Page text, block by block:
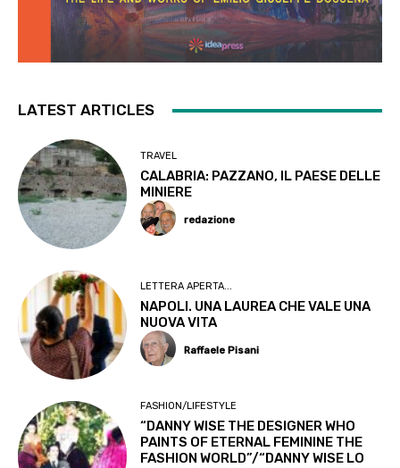
LATEST ARTICLES
TRAVEL
CALABRIA: PAZZANO, IL PAESE DELLE
MINIERE
redazione
LETTERA APERTA...
NAPOLI. UNA LAUREA CHE VALE UNA
NUOVA VITA
Raffaele Pisani
FASHION/LIFESTYLE
“DANNY WISE THE DESIGNER WHO
PAINTS OF ETERNAL FEMININE THE
FASHION WORLD”/“DANNY WISE LO